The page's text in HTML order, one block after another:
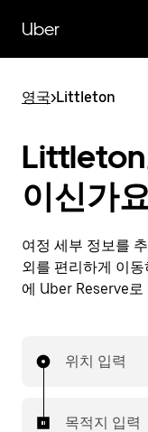
Uber
영국>Littleton
Littleton
이신가
여정 세부 정보를
외를 편리하게 이
에 Uber Reserve
위치 입력
목적지 입력